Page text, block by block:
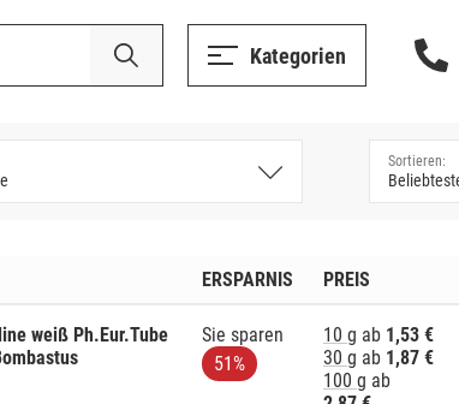
Kategorien
ERSPARNIS PREIS
weiß Ph.Eur.Tube
Sie sparen
51%
10 g ab 1,53 €
30 g ab 1,87 €
100 g ab